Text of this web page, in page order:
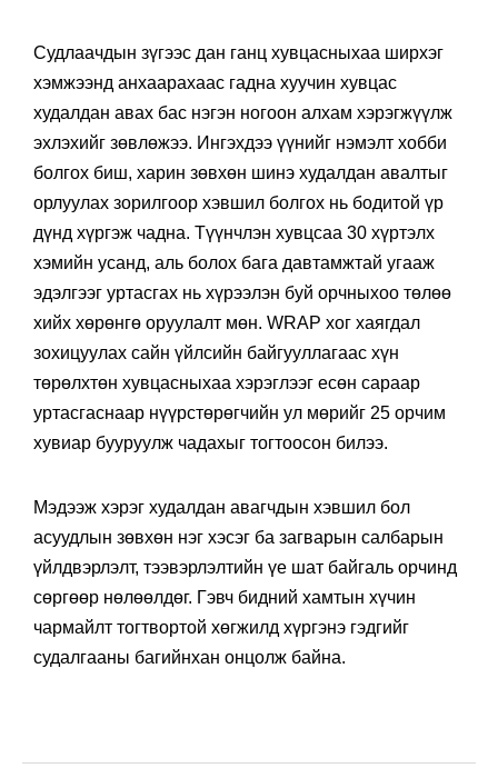
Судлаачдын зүгээс дан ганц хувцасныхаа ширхэг
хэмжээнд анхаарахаас гадна хуучин хувцас
худалдан авах бас нэгэн ногоон алхам хэрэгжүүлж
эхлэхийг зөвлөжээ. Ингэхдээ үүнийг нэмэлт хобби
болгох биш, харин зөвхөн шинэ худалдан авалтыг
орлуулах зорилгоор хэвшил болгох нь бодитой үр
дүнд хүргэж чадна. Түүнчлэн хувцсаа 30 хүртэлх
хэмийн усанд, аль болох бага давтамжтай угааж
эдэлгээг уртасгах нь хүрээлэн буй орчныхоо төлөө
хийх хөрөнгө оруулалт мөн. WRAP хог хаягдал
зохицуулах сайн үйлсийн байгууллагаас хүн
төрөлхтөн хувцасныхаа хэрэглээг есөн сараар
уртасгаснаар нүүрстөрөгчийн ул мөрийг 25 орчим
хувиар бууруулж чадахыг тогтоосон билээ.
Мэдээж хэрэг худалдан авагчдын хэвшил бол
асуудлын зөвхөн нэг хэсэг ба загварын салбарын
үйлдвэрлэлт, тээвэрлэлтийн үе шат байгаль орчинд
сөргөөр нөлөөлдөг. Гэвч бидний хамтын хүчин
чармайлт тогтвортой хөгжилд хүргэнэ гэдгийг
судалгааны багийнхан онцолж байна.